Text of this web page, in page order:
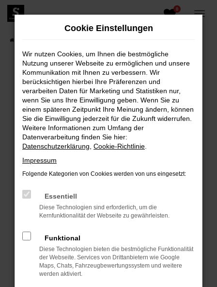
Zum
Hauptinhalt
0
FEHLER: NETWORK ERROR
Beim Laden ist ein Fehler aufgetreten.
Hier sind ein paar Tipps, die dir helfen können:
Überprüfe deine Firewall und deine
Internetverbindung.
Laden andere Webseiten, zum Beispiel deine
Suchmaschine?
Prüfe deine Browsererweiterungen.
können das Laden bestimmter Seiten
verhindern. Funktioniert die Seite in einem
anderen Browser oder in einem privaten
Starte dein Gerät neu.
Das kann manchmal helfen, vorübergehende
Probleme zu beheben.
Cookie Einstellungen
Wir nutzen Cookies, um Ihnen die bestmögliche
Nutzung unserer Webseite zu ermöglichen und unsere
Kommunikation mit Ihnen zu verbessern. Wir
berücksichtigen hierbei Ihre Präferenzen und
verarbeiten Daten für Marketing und Statistiken nur,
wenn Sie uns Ihre Einwilligung geben. Wenn Sie zu
einem späteren Zeitpunkt Ihre Meinung ändern, können
Sie die Einwilligung jederzeit für die Zukunft widerrufen.
Weitere Informationen zum Umfang der
Datenverarbeitung finden Sie hier:
Datenschutzerklärung Cookie-Richtlinie
Impressum
Folgende Kategorien von Cookies werden von uns eingesetzt:
Essentiell
Diese Technologien sind erforderlich, um die
Kernfunktionalität der Webseite zu gewährleisten.
Funktional
Diese Technologien bieten die bestmögliche Funktionalität
der Webseite. Services von Drittanbietern wie Google
Maps, Chats, Fahrzeugbewertungssystem und weitere
werden aktiviert.